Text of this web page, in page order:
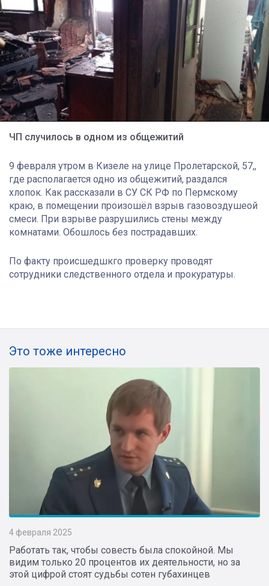
ЧП случилось в одном из общежитий
9 февраля утром в Кизеле на улице Пролетарской, 57,,
где располагается одно из общежитий, раздался
хлопок. Как рассказали в СУ СК РФ по Пермскому
краю, в помещении произошёл взрыв газовоздушеой
смеси. При взрыве разрушились стены между
комнатами. Обошлось без пострадавших.
По факту происшедшкго проверку проводят
сотрудники следственного отдела и прокуратуры.
Это тоже интересно
4 февраля 2025
Работать так, чтобы совесть была спокойной. Мы
видим только 20 процентов их деятельности, но за
этой цифрой стоят судьбы сотен губахинцев